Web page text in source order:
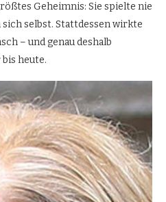
Geheimnis: Sie spielte nie
selbst. Stattdessen wirkte
– und genau deshalb
heute.